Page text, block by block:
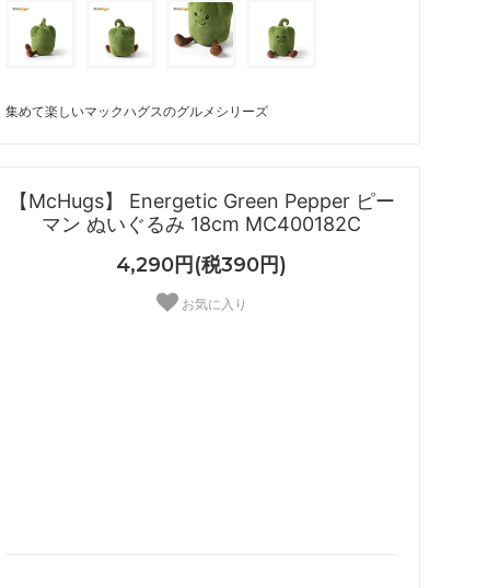
集めて楽しいマックハグスのグルメシリーズ
【McHugs】 Energetic Green Pepper ピー
マン ぬいぐるみ 18cm MC400182C
4,290円(税390円)
お気に入り